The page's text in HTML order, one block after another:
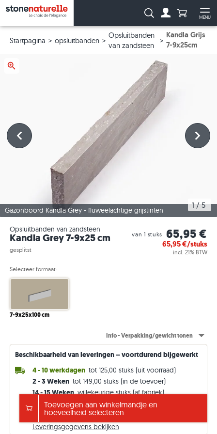
MENU
Zoeken: Aantal
Startpagina opsluitbanden
Opsluitbanden
van zandsteen
Kandla Grijs
7-9x25cm
Gazonboord Kandla Grey - fluweelachtige grijstinten
1 / 5
Opsluitbanden van zandsteen
Kandla Grey 7-9x25 cm
gesplitst
van 1 stuks 65,95 €
65,95€/stuks
incl. 21% BTW
Selecteer formaat:
7-9x25x100 cm
Info - Verpakking/gewicht tonen
Beschikbaarheid van leveringen – voortdurend bijgewerkt
4 - 10 werkdagen tot 125,00 stuks (uit voorraad)
2 - 3 Weken tot 149,00 stuks (in de toevoer)
14 - 15 Weken willekeurige stuks (af fabriek)
Gratis verzending vanaf €5000
anders 149 €. Prijzen incl. 21% btw.
Leveringsgegevens bekijken
Toevoegen aan winkelmandje en
hoeveelheid selecteren